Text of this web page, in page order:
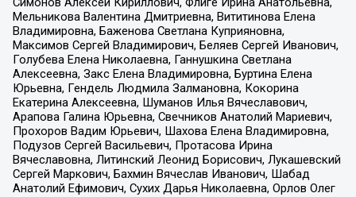
Мельникова Валентина Дмитриевна, Вититинова Елена
Владимировна, Баженова Светлана Куприяновна,
Максимов Сергей Владимирович, Беляев Сергей Иванович,
Голубева Елена Николаевна, Ганнушкина Светлана
Алексеевна, Закс Елена Владимировна, Буртина Елена
Юрьевна, Гендель Людмила Залмановна, Кокорина
Екатерина Алексеевна, Шуманов Илья Вячеславович,
Арапова Галина Юрьевна, Свечников Анатолий Мариевич,
Прохоров Вадим Юрьевич, Шахова Елена Владимировна,
Подузов Сергей Васильевич, Протасова Ирина
Вячеславовна, Литинский Леонид Борисович, Лукашевский
Сергей Маркович, Бахмин Вячеслав Иванович, Шабад
Анатолий Ефимович, Сухих Дарья Николаевна, Орлов Олег